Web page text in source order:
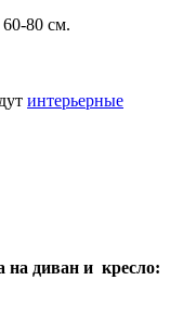
80 см.
интерьерные
на диван и кресло: